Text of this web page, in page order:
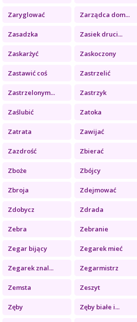
Zaryglować Zarządca dom...
Zasadzka Zasiek druci...
Zaskarżyć Zaskoczony
Zastawić coś Zastrzelić
Zastrzelonym... Zastrzyk
Zaślubić Zatoka
Zatrata Zawijać
Zazdrość Zbierać
Zboże Zbójcy
Zbroja Zdejmować
Zdobycz Zdrada
Zebra Zebranie
Zegar bijący Zegarek mieć
Zegarek znal... Zegarmistrz
Zemsta Zeszyt
Zęby Zęby białe i...